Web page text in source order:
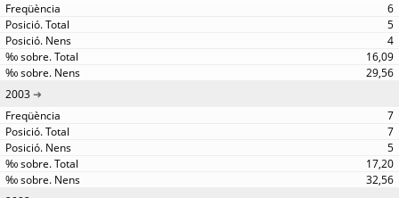
6
5
4
16,09
29,56
2003
7
7
5
17,20
32,56